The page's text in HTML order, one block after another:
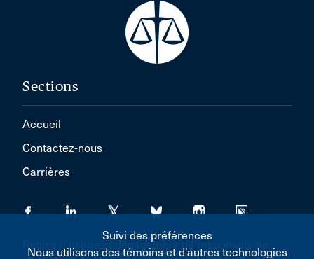
Sections
Accueil
Contactez-nous
Carrières
Règles d'usage et dégagement de responsabilité
Suivi des préférences
Nous utilisons des témoins et d’autres technologies